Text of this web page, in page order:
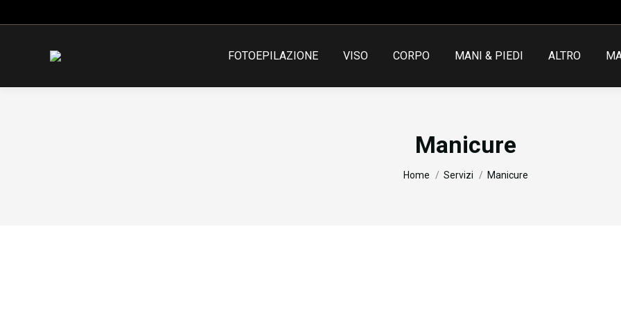
FOTOEPILAZIONE VISO CORPO MANI & PIEDI ALTRO
Manicure
You are here:
Home Servizi Manicure